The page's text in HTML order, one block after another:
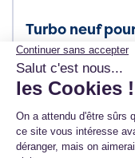
Turbo neuf
GPL 140 CV -
Ref. 781504-5004S-SL